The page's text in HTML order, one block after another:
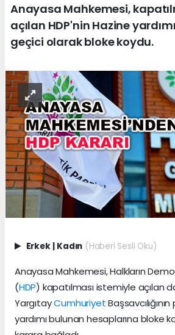
Anayasa Mahkemesi,
açılan HDP'nin Hazine
geçici olarak bloke koydu.
Erkek Kadın (Haberi Sesli Oku)
Anayasa Mahkemesi, Halkların
(HDP) kapatılması istemiyle açılan
YargıtayCumhuriyet
yardımı bulunan hesaplarına bloke